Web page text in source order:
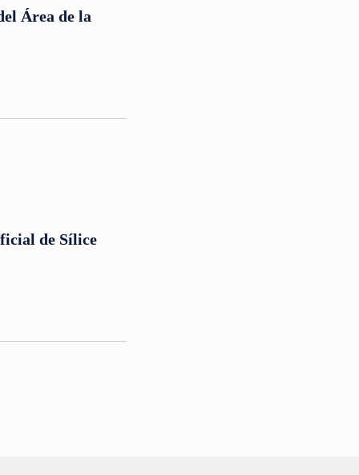
Área de la
de Sílice